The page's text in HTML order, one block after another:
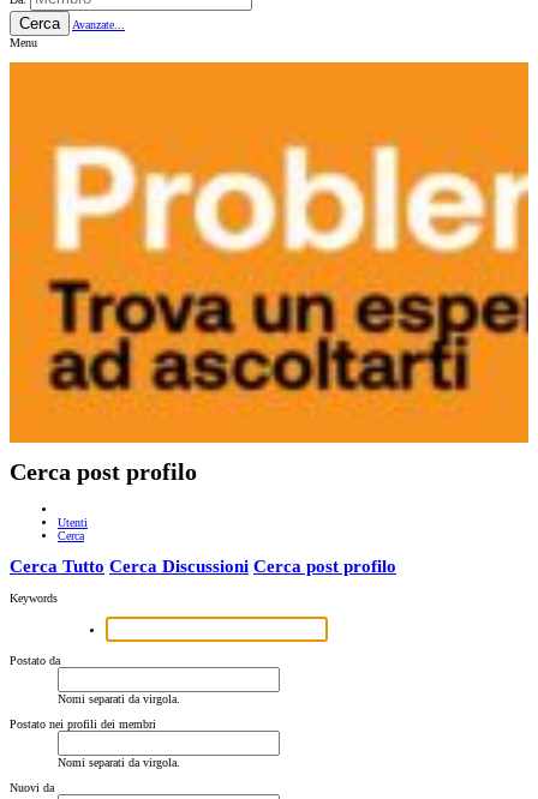
Cerca
Avanzate...
Menu
Cerca post profilo
Utenti
Cerca
Cerca Tutto Cerca Discussioni Cerca post profilo
Keywords
Postato da
Nomi separati da virgola.
Postato nei profili dei membri
Nomi separati da virgola.
Nuovi da